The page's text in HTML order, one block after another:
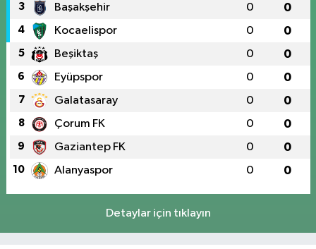
3 Başakşehir 0 0
4 Kocaelispor 0 0
5 Beşiktaş 0 0
6 Eyüpspor 0 0
7 Galatasaray 0 0
8 Çorum FK 0 0
9 Gaziantep FK 0 0
10 Alanyaspor 0 0
Detaylar için tıklayın